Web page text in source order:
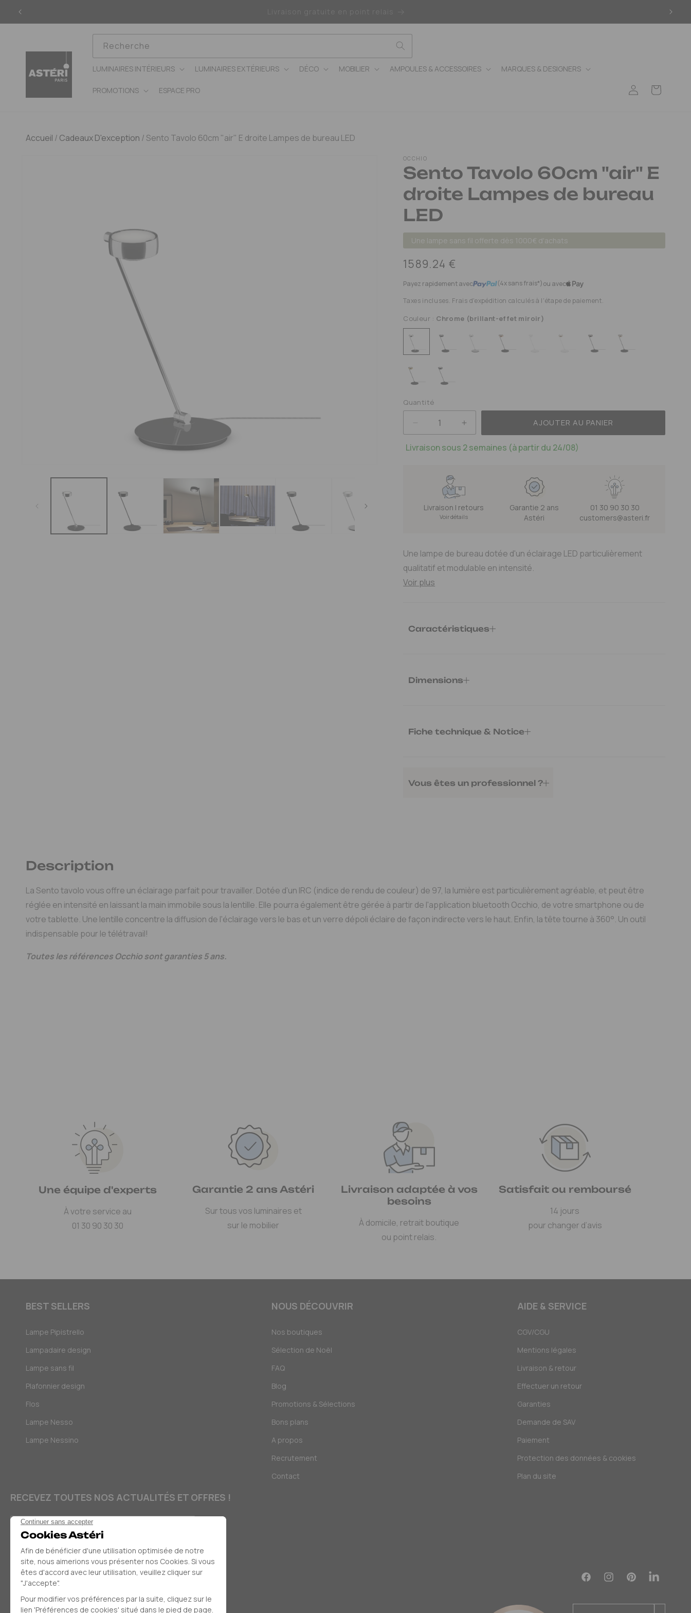
passer
Recherche
LUMINAIRES INTÉRIEURS LUMINAIRES EXTÉRIEURS DÉCO MOBILIER AMPOULES & ACCESSOIRES MARQUES & DESIGNERS
PROMOTIONS ESPACE PRO Connexion Panier
Accueil / Cadeaux D'exception / Sento Tavolo 60cm "air" E droite Lampes de bureau LED
OCCHIO
Sento Tavolo 60cm "air" E
droite Lampes de bureau
LED
Une lampe sans fil offerte dès 1000€ d'achats
Prix
habituel
1589.24 €
Payez rapidement avec (4x sans frais*)ou avec
Taxes incluses. Frais d'expédition calculés à l'étape de paiement.
Couleur : Chrome (brillant-effet miroir)
Quantité
RÉDUIRE
QUANTITÉ
SENTO
TAVOLO
60CM
&QUOT;AIR&QUOT;
LAMPES
DE
BUREAU
LED
AUGMENTER
QUANTITÉ
TAVOLO
60CM
&QUOT;AIR&QUOT;
LAMPES
DE
AJOUTER AU PANIER
Livraison sous 2 semaines (à partir du 24/08)
Livraison | retours
Voir détails
Garantie 2 ans
Astéri
01 30 90 30 30
customers@asteri.fr
Une lampe de bureau dotée d'un éclairage LED particulièrement
qualitatif et modulable en intensité.
Voir plus
Caractéristiques
Classe énergie : A+ - A
Dimensions
Fiche technique & Notice
Télécharger
Vous êtes un professionnel ?
Description
La Sento tavolo vous offre un éclairage parfait pour travailler. Dotée d'un IRC (indice de rendu de couleur) de 97, la lumière est particulièrement agréable, et peut être
réglée en intensité en laissant la main immobile sous la lentille. Elle pourra également être gérée à partir de l'application bluetooth Occhio, de votre smartphone ou de
votre tablette. Une lentille concentre la diffusion de l'éclairage vers le bas et un verre dépoli éclaire de façon indirecte vers le haut. Enfin, la tête tourne à 360°. Un outil
indispensable pour le télétravail!
Toutes les références Occhio sont garanties 5 ans.
Une équipe d'experts
À votre service au
01 30 90 30 30
Garantie 2 ans Astéri
Sur tous vos luminaires et
sur le mobilier
Livraison adaptée à vos
besoins
À domicile, retrait boutique
ou point relais.
Satisfait ou remboursé
14 jours
pour changer d’avis
BEST SELLERS
Lampe Pipistrello
Lampadaire design
Lampe sans fil
Plafonnier design
Flos
Lampe Nesso
Lampe Nessino
NOUS DÉCOUVRIR
Nos boutiques
Sélection de Noël
FAQ
Blog
Promotions & Sélections
Bons plans
A propos
Recrutement
Contact
AIDE & SERVICE
CGV/CGU
Mentions légales
Livraison & retour
Effectuer un retour
Garanties
Demande de SAV
Paiement
Protection des données & cookies
Plan du site
RECEVEZ TOUTES NOS ACTUALITÉS ET OFFRES !
E-mail
FacebookInstagramPinterestTranslation